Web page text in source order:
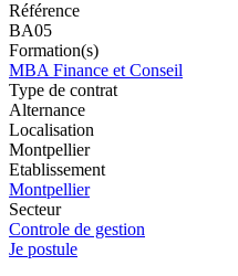
Référence
BA05
Formation(s)
MBA Finance et Conseil
Type de contrat
Alternance
Localisation
Montpellier
Etablissement
Montpellier
Secteur
Controle de gestion
Je postule